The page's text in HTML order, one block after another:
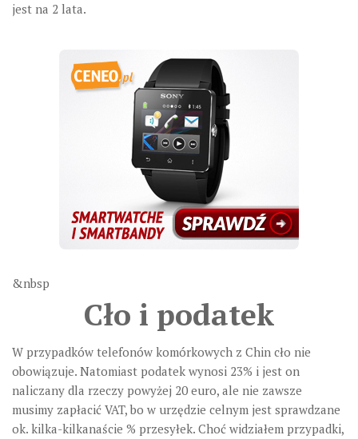
jest na 2 lata.
&nbsp
Cło i podatek
W przypadków telefonów komórkowych z Chin cło nie
obowiązuje. Natomiast podatek wynosi 23% i jest on
naliczany dla rzeczy powyżej 20 euro, ale nie zawsze
musimy zapłacić VAT, bo w urzędzie celnym jest sprawdzane
ok. kilka-kilkanaście % przesyłek. Choć widziałem przypadki,